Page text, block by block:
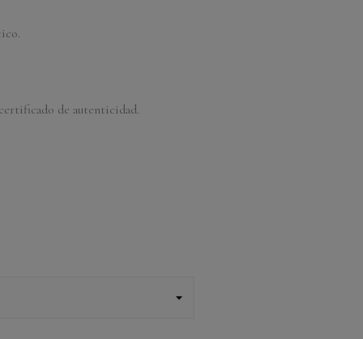
de autenticidad.